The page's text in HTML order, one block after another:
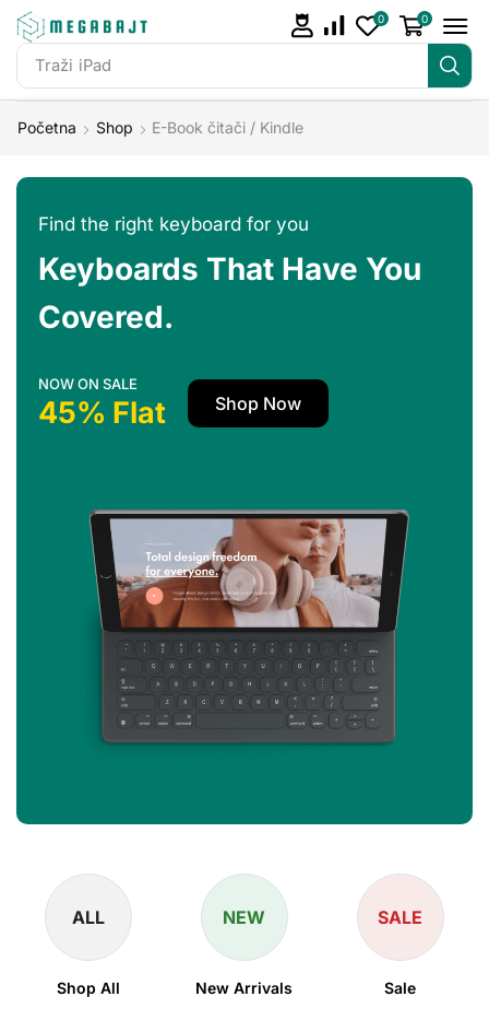
Traži iPad
0 0
Početna Shop E-Book čitači / Kindle
Find the right keyboard for you
Keyboards That Have You
Covered.
NOW ON SALE
45% Flat Shop Now
ALL
Shop All
NEW
New Arrivals
SALE
Sale